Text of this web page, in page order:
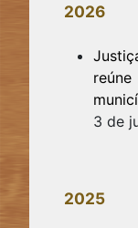
2026
3 de
2025